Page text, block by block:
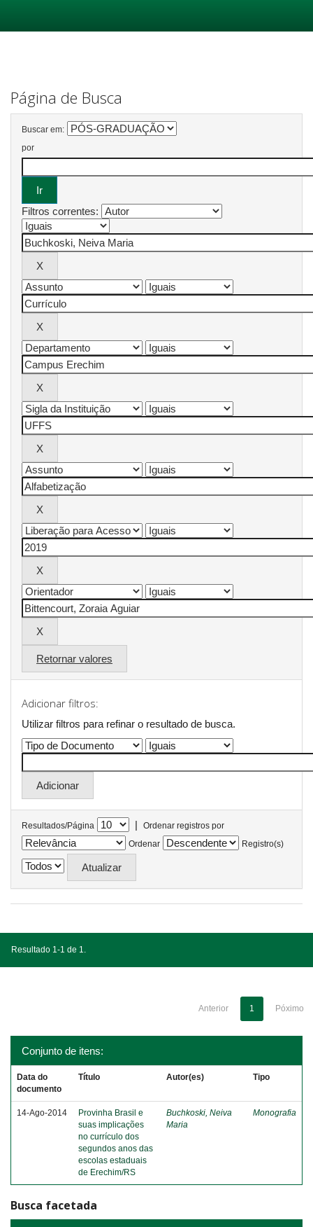
Página de Busca
Buscar em:
por
Filtros correntes:
Retornar valores
Adicionar filtros:
Utilizar filtros para refinar o resultado de busca.
Resultados/Página |
Ordenar registros por
Ordenar
Registro(s)
Resultado 1-1 de 1.
Anterior 1 Póximo
Conjunto de itens:
Data do
documento
Título Autor(es) Tipo
14-Ago-2014
Provinha Brasil e
suas implicações
no currículo dos
segundos anos das
escolas estaduais
de Erechim/RS
Buchkoski, Neiva
Maria
Monografia
Busca facetada